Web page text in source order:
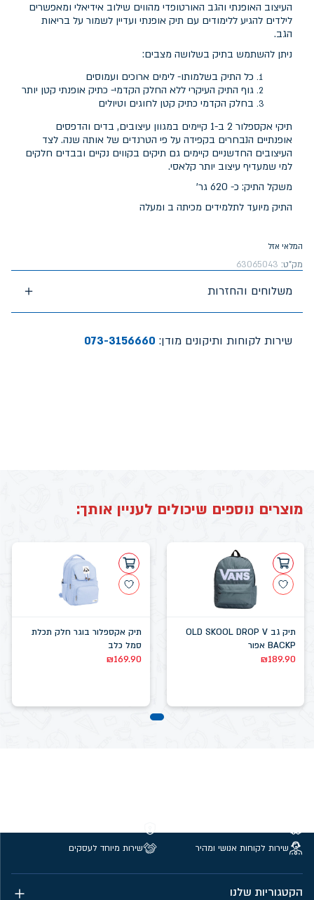
העיצוב האופנתי והגב האורטופדי מהווים שילוב אידיאלי ומאפשרים
לילדים להגיע ללימודים עם תיק אופנתי ועדיין לשמור על בריאות
הגב.
ניתן להשתמש בתיק בשלושה מצבים:
כל התיק בשלמותו- לימים ארוכים ועמוסים
גוף התיק העיקרי ללא החלק הקדמי- כתיק אופנתי קטן יותר
בחלק הקדמי כתיק קטן לחוגים וטיולים
תיקי אקספלור 2 ב-1 קיימים במגוון עיצובים, בדים והדפסים
אופנתיים הנבחרים בקפידה על פי הטרנדים של אותה שנה. לצד
העיצובים החדשניים קיימים גם תיקים בקווים נקיים ובבדים חלקים
למי שמעדיף עיצוב יותר קלאסי.
משקל התיק: כ- 620 גר'
התיק מיועד לתלמידים מכיתה ב ומעלה
המלאי אזל
מק"ט: 63065043
משלוחים והחזרות
שירות לקוחות ותיקונים מודן: 073-3156660
מוצרים נוספים שיכולים לעניין אותך:
תיק גב OLD SKOOL DROP V
BACKP אפור
₪189.90
תיק אקספלור בוגר חלק תכלת
סמל כלב
₪169.90
שירות לקוחות אנושי ומהיר
שירות מיוחד לעסקים
הקטגוריות שלנו